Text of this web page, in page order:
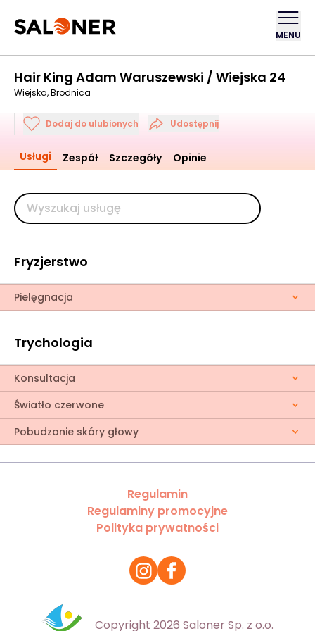
MENU
Hair King Adam Waruszewski / Wiejska 24
Wiejska, Brodnica
Dodaj do ulubionych Udostępnij
Usługi Zespół Szczegóły Opinie
Fryzjerstwo
Pielęgnacja
Trychologia
Konsultacja
Światło czerwone
Pobudzanie skóry głowy
Regulamin
Regulaminy promocyjne
Polityka prywatności
Copyright 2026 Saloner Sp. z o.o.